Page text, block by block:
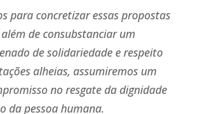
para concretizar essas propostas
de consubstanciar um
de solidariedade e respeito
alheias, assumiremos um
no resgate da dignidade
da pessoa humana.